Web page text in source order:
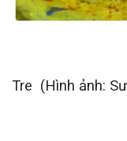
Bánh xèo
Tre (Hình ảnh: